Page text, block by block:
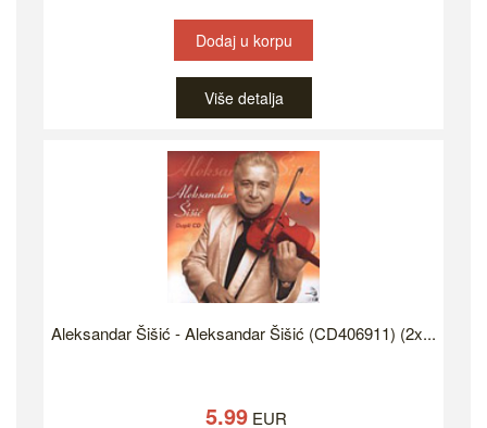
Dodaj u korpu
Više detalja
Aleksandar Šišić - Aleksandar Šišić (CD406911) (2x...
5.99 EUR